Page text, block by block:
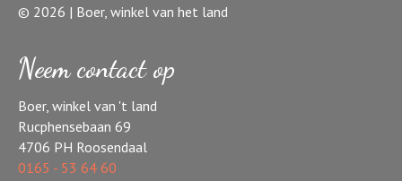
© 2026 | Boer, winkel van het land
Neem contact op
Boer, winkel van 't land
Rucphensebaan 69
4706 PH Roosendaal
0165 - 53 64 60